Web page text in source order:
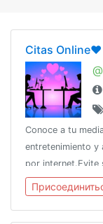
Citas Online❤️
Conoce a tu
entretenimiento y
por internet.Evite
por